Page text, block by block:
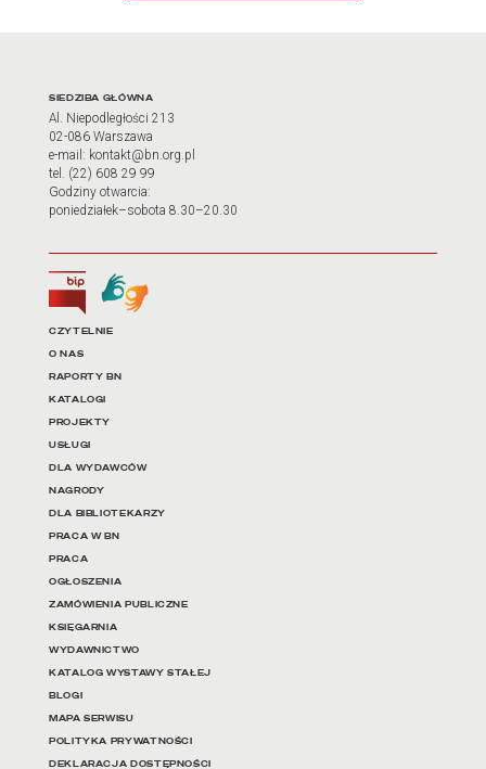
Adres oraz godziny
SIEDZIBA GŁÓWNA
Al. Niepodległości 213
02-086 Warszawa
e-mail: kontakt@bn.org.pl
tel. (22) 608 29 99
Godziny otwarcia:
poniedziałek–sobota 8.30–20.30
Biuletyn Informacji Publicznej
Tłumacz języka migowego
Linki do najważniejszych
CZYTELNIE
O NAS
RAPORTY BN
KATALOGI
PROJEKTY
USŁUGI
DLA WYDAWCÓW
NAGRODY
DLA BIBLIOTEKARZY
PRACA W BN
PRACA
OGŁOSZENIA
ZAMÓWIENIA PUBLICZNE
KSIĘGARNIA
WYDAWNICTWO
KATALOG WYSTAWY STAŁEJ
BLOGI
MAPA SERWISU
POLITYKA PRYWATNOŚCI
DEKLARACJA DOSTĘPNOŚCI